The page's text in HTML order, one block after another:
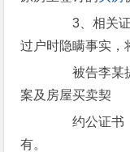
3、相关证
过户时隐瞒事实，
被告李某
案及房屋买卖契
约公证书，
有。